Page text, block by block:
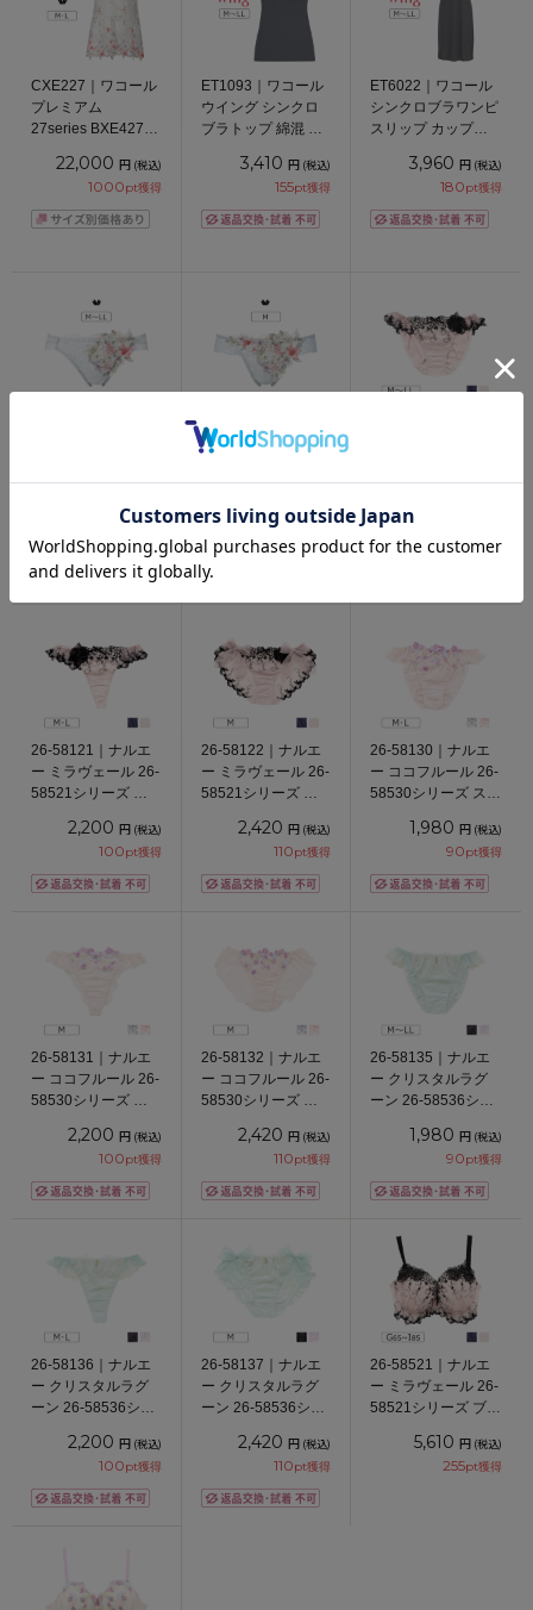
CXE227｜ワコール
プレミアム
27series BXE427シ
ル M/L22,000 円 (税込)
1000pt獲得
ET1093｜ワコール
ウイング シンクロ
ブラトップ 綿混 ブ
きインナー ストラ
ップ細め M/L/LL
3,410 円 (税込)
155pt獲得
ET6022｜ワコール
シンクロブラワンピ
スリップ カップ付
3,960 円 (税込)
180pt獲得
リーズ スタンダー
310pt獲得
プレミアム
リーズ Ｔバックシ
330pt獲得
ンダードショーツ
26-58121｜ナルエ
ー ミラヴェール 26-
58521シリーズ Ｔ
2,200 円 (税込)
100pt獲得
26-58122｜ナルエ
ー ミラヴェール 26-
58521シリーズ サ
2,420 円 (税込)
110pt獲得
26-58130｜ナルエ
ー ココフルール 26-
58530シリーズ スタ
1,980 円 (税込)
90pt獲得
26-58131｜ナルエ
ー ココフルール 26-
58530シリーズ Ｔ
2,200 円 (税込)
100pt獲得
26-58132｜ナルエ
ー ココフルール 26-
58530シリーズ バ
2,420 円 (税込)
110pt獲得
26-58135｜ナルエ
ー クリスタルラグ
ーン 26-58536シリ
ショーツ M/L/LL
1,980 円 (税込)
90pt獲得
26-58136｜ナルエ
ー クリスタルラグ
ーン 26-58536シリ
ーツ M/L2,200 円 (税込)
100pt獲得
26-58137｜ナルエ
ー クリスタルラグ
ーン 26-58536シリ
ショーツ M
2,420 円 (税込)
110pt獲得
26-58521｜ナルエ
ー ミラヴェール 26-
58521シリーズ ブラ
プグラマー GHIカッ
5,610 円 (税込)
255pt獲得